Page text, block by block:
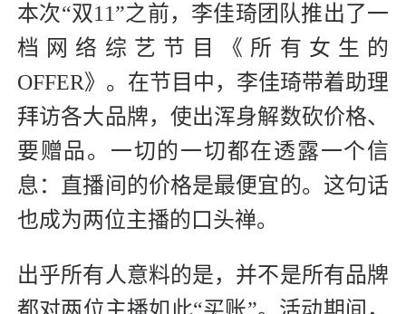
本次“双11”之前，李佳琦团队推出了一
档网络综艺节目《所有女生的
OFFER》。在节目中，李佳琦带着助理
拜访各大品牌，使出浑身解数砍价格、
要赠品。一切的一切都在透露一个信
息：直播间的价格是最便宜的。这句话
也成为两位主播的口头禅。
出乎所有人意料的是，并不是所有品牌